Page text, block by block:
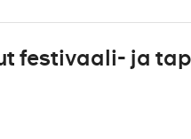
festivaali- ja